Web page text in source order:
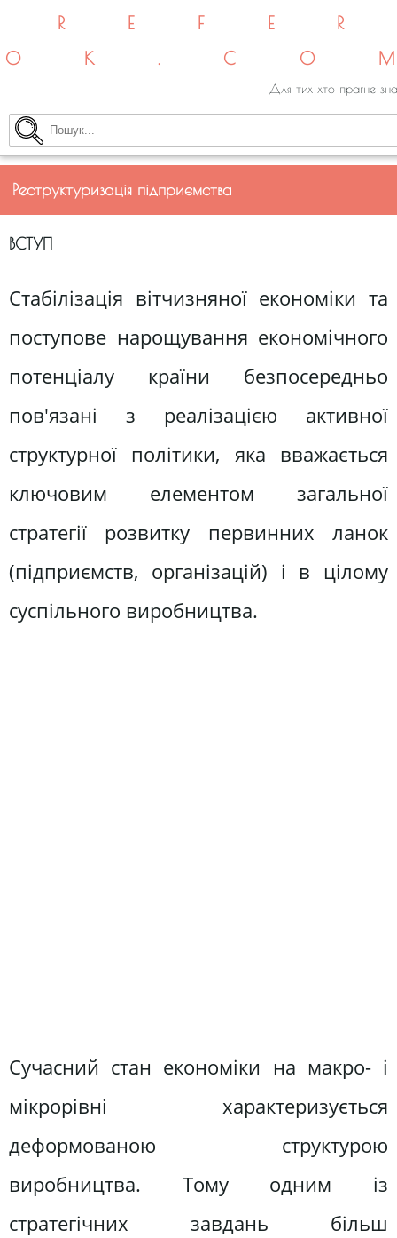
Для тих хто прагне
Реструктуризація підприємства
ВСТУП
Стабілізація вітчизняної економіки та
поступове нарощування економічного
потенціалу країни безпосередньо
пов'язані з реалізацією активної
структурної політики, яка вважається
ключовим елементом загальної
стратегії розвитку первинних ланок
(підприємств, організацій) і в цілому
суспільного виробництва.
Сучасний стан економіки на макро- і
мікрорівні характеризується
деформованою структурою
виробництва. Тому одним із
стратегічних завдань більш